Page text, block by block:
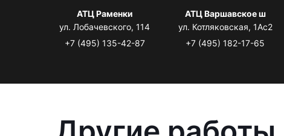
АТЦ Раменки
ул. Лобачевского, 114
+7 (495) 135-42-87
АТЦ Варшавское ш
ул. Котляковская, 1Ас2
+7 (495) 182-17-65